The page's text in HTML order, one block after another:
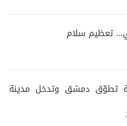
تعظيم سلام
تطوّق دمشق وتدخل مدينة